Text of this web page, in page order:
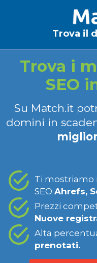
Trova il
Trova i
SEO
Su Match.it
domini in
Ti mostriamo
SEO Ahrefs,
Prezzi
Nuove
Alta
prenotati.